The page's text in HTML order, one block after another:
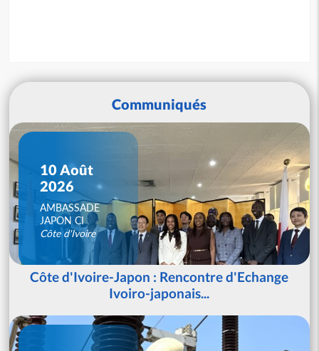
Communiqués
10 Août
2026
AMBASSADE
JAPON CI
Côte d'Ivoire
Côte d'Ivoire-Japon : Rencontre d'Echange
Ivoiro-japonais...